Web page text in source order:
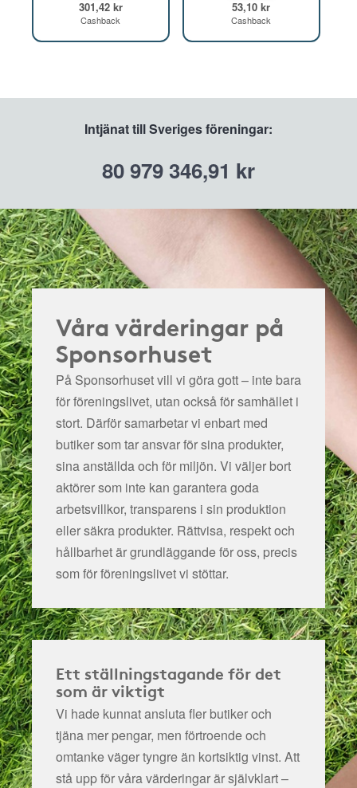
301,42 kr
Cashback
53,10 kr
Cashback
Intjänat till Sveriges föreningar:
80 979 346,91 kr
Våra värderingar på
Sponsorhuset
På Sponsorhuset vill vi göra gott – inte bara
för föreningslivet, utan också för samhället i
stort. Därför samarbetar vi enbart med
butiker som tar ansvar för sina produkter,
sina anställda och för miljön. Vi väljer bort
aktörer som inte kan garantera goda
arbetsvillkor, transparens i sin produktion
eller säkra produkter. Rättvisa, respekt och
hållbarhet är grundläggande för oss, precis
som för föreningslivet vi stöttar.
Ett ställningstagande för det
som är viktigt
Vi hade kunnat ansluta fler butiker och
tjäna mer pengar, men förtroende och
omtanke väger tyngre än kortsiktig vinst. Att
stå upp för våra värderingar är självklart –